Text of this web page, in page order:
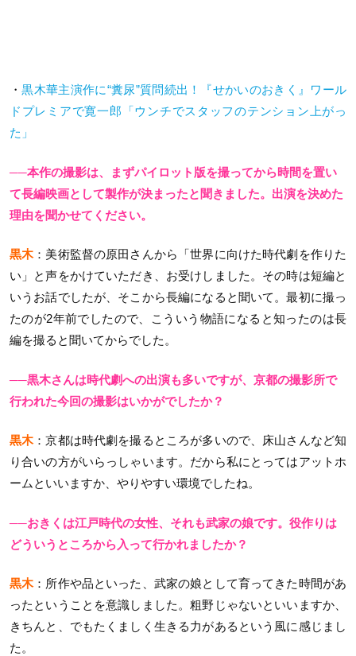
・黒木華主演作に“糞尿”質問続出！『せかいのおきく』ワール
ドプレミアで寛一郎「ウンチでスタッフのテンション上がっ
た」
──本作の撮影は、まずパイロット版を撮ってから時間を置い
て長編映画として製作が決まったと聞きました。出演を決めた
理由を聞かせてください。
黒木：美術監督の原田さんから「世界に向けた時代劇を作りた
い」と声をかけていただき、お受けしました。その時は短編と
いうお話でしたが、そこから長編になると聞いて。最初に撮っ
たのが2年前でしたので、こういう物語になると知ったのは長
編を撮ると聞いてからでした。
──黒木さんは時代劇への出演も多いですが、京都の撮影所で
行われた今回の撮影はいかがでしたか？
黒木：京都は時代劇を撮るところが多いので、床山さんなど知
り合いの方がいらっしゃいます。だから私にとってはアットホ
ームといいますか、やりやすい環境でしたね。
──おきくは江戸時代の女性、それも武家の娘です。役作りは
どういうところから入って行かれましたか？
黒木：所作や品といった、武家の娘として育ってきた時間があ
ったということを意識しました。粗野じゃないといいますか、
きちんと、でもたくましく生きる力があるという風に感じまし
た。